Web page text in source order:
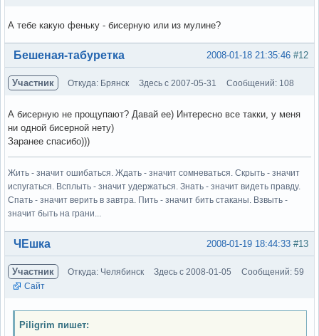
А тебе какую феньку - бисерную или из мулине?
Вне форума #12
2008-01-18 21:35:46
Бешеная-табуретка
Участник Откуда: Брянск Здесь с 2007-05-31 Сообщений: 108
А бисерную не прощупают? Давай ее) Интересно все такки, у меня
ни одной бисерной нету)
Заранее спасибо)))
Жить - значит ошибаться. Ждать - значит сомневаться. Скрыть - значит
испугаться. Всплыть - значит удержаться. Знать - значит видеть правду.
Спать - значит верить в завтра. Пить - значит бить стаканы. Взвыть -
значит быть на грани...
Вне форума #13
2008-01-19 18:44:33
ЧЕшка
Участник Откуда: Челябинск Здесь с 2008-01-05
Сообщений: 59
Сайт
Piligrim пишет: